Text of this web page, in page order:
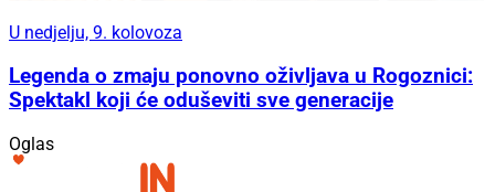
U nedjelju, 9. kolovoza
Legenda o zmaju ponovno oživljava u Rogoznici:
Spektakl koji će oduševiti sve generacije
Oglas